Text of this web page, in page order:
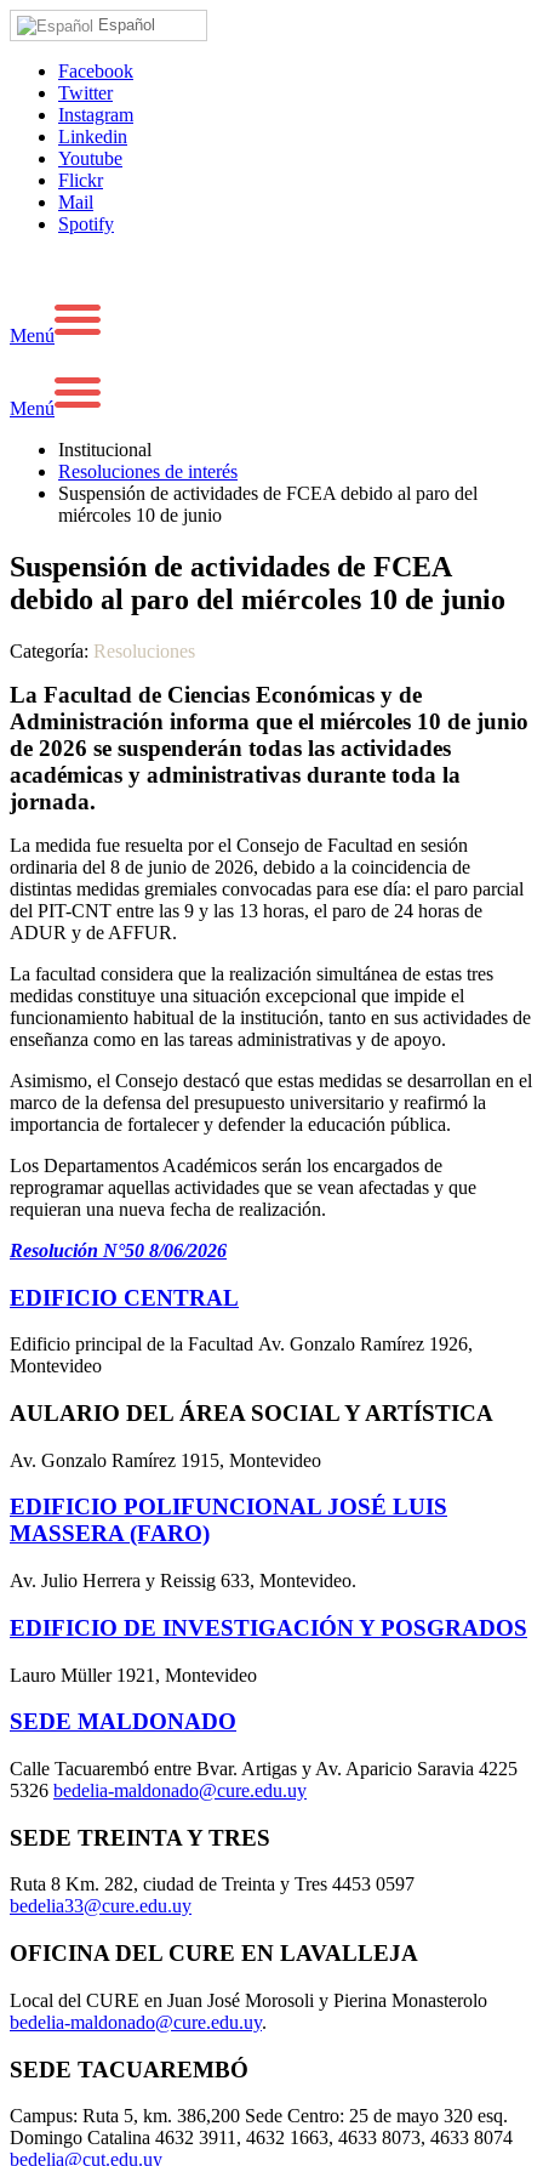
Español
Facebook
Twitter
Instagram
Linkedin
Youtube
Flickr
Mail
Spotify
Menú
Menú
Institucional
Resoluciones de interés
Suspensión de actividades de FCEA debido al paro del
miércoles 10 de junio
Suspensión de actividades de FCEA
debido al paro del miércoles 10 de junio
Categoría: Resoluciones
La Facultad de Ciencias Económicas y de
Administración informa que el miércoles 10 de junio
de 2026 se suspenderán todas las actividades
académicas y administrativas durante toda la
jornada.
La medida fue resuelta por el Consejo de Facultad en sesión
ordinaria del 8 de junio de 2026, debido a la coincidencia de
distintas medidas gremiales convocadas para ese día: el paro parcial
del PIT-CNT entre las 9 y las 13 horas, el paro de 24 horas de
ADUR y de AFFUR.
La facultad considera que la realización simultánea de estas tres
medidas constituye una situación excepcional que impide el
funcionamiento habitual de la institución, tanto en sus actividades de
enseñanza como en las tareas administrativas y de apoyo.
Asimismo, el Consejo destacó que estas medidas se desarrollan en el
marco de la defensa del presupuesto universitario y reafirmó la
importancia de fortalecer y defender la educación pública.
Los Departamentos Académicos serán los encargados de
reprogramar aquellas actividades que se vean afectadas y que
requieran una nueva fecha de realización.
Resolución N°50 8/06/2026
EDIFICIO CENTRAL
Edificio principal de la Facultad Av. Gonzalo Ramírez 1926,
Montevideo
AULARIO DEL ÁREA SOCIAL Y ARTÍSTICA
Av. Gonzalo Ramírez 1915, Montevideo
EDIFICIO POLIFUNCIONAL JOSÉ LUIS
MASSERA (FARO)
Av. Julio Herrera y Reissig 633, Montevideo.
EDIFICIO DE INVESTIGACIÓN Y POSGRADOS
Lauro Müller 1921, Montevideo
SEDE MALDONADO
Calle Tacuarembó entre Bvar. Artigas y Av. Aparicio Saravia 4225
5326 bedelia-maldonado@cure.edu.uy
SEDE TREINTA Y TRES
Ruta 8 Km. 282, ciudad de Treinta y Tres 4453 0597
bedelia33@cure.edu.uy
OFICINA DEL CURE EN LAVALLEJA
Local del CURE en Juan José Morosoli y Pierina Monasterolo
bedelia-maldonado@cure.edu.uy.
SEDE TACUAREMBÓ
Campus: Ruta 5, km. 386,200 Sede Centro: 25 de mayo 320 esq.
Domingo Catalina 4632 3911, 4632 1663, 4633 8073, 4633 8074
bedelia@cut.edu.uy